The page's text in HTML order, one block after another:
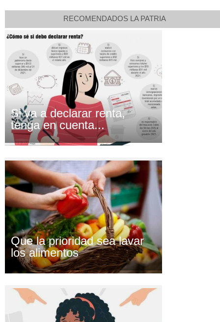
RECOMENDADOS LA PATRIA
Si va a declarar renta,
tenga en cuenta...
Que la prioridad sea lavar
los alimentos